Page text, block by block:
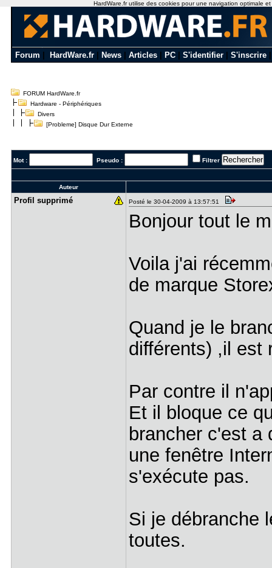
Forum HardWare.fr News Articles PC S'identifier S'inscrire
FORUM HardWare.fr
Hardware - Périphériques
Divers
[Probleme] Disque Dur Externe
Mot : Pseudo : Filtrer
Auteur
Profil sup​primé Posté le 30-04-2009 à 13:57:51
Bonjour tout le
Voila j'ai
de marque
Quand je le
différents) ,il est
Par contre il
Et il bloque ce
brancher c'est a
une fenêtre
s'exécute pas.
Si je débranche
toutes.
HardWare.fr utilise des cookies pour une navigation optimale